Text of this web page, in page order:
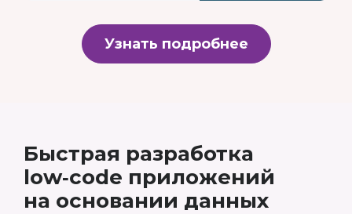
Узнать подробнее
Быстрая разработка
low‑code приложений
на основании данных